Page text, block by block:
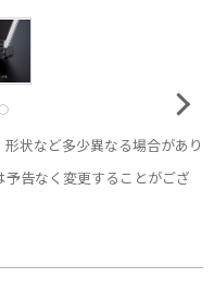
状など多少異なる場合があり
告なく変更することがござ